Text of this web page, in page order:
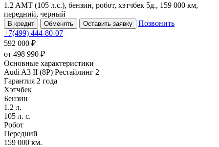
1.2 AMT (105 л.с.), бензин, робот, хэтчбек 5д., 159 000 км,
передний, черный
В кредит Обменять Оставить заявку
Позвонить
+7(499) 444-80-07
592 000 ₽
от 498 990 ₽
Основные характеристики
Audi A3 II (8P) Рестайлинг 2
Гарантия 2 года
Хэтчбек
Бензин
1.2 л.
105 л. с.
Робот
Передний
159 000 км.